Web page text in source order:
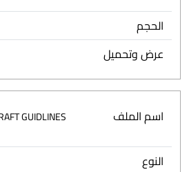
الحجم
عرض وتحميل
اسم الملف
GUIDLINES
النوع